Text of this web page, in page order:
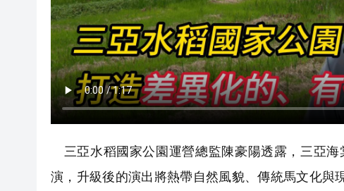
三亞水稻國家公園運營總監陳豪陽透露，三亞
演，升級後的演出將熱帶自然風貌、傳統馬文化